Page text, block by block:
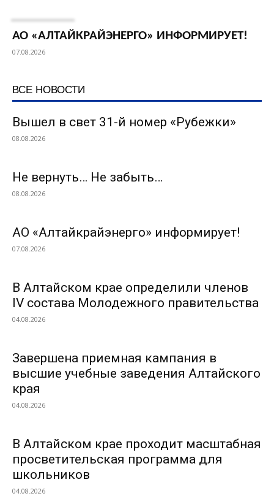
АО «АЛТАЙКРАЙЭНЕРГО» ИНФОРМИРУЕТ!
07.08.2026
ВСЕ НОВОСТИ
Вышел в свет 31-й номер «Рубежки»
08.08.2026
Не вернуть… Не забыть…
08.08.2026
АО «Алтайкрайэнерго» информирует!
07.08.2026
В Алтайском крае определили членов
IV состава Молодежного правительства
04.08.2026
Завершена приемная кампания в
высшие учебные заведения Алтайского
края
04.08.2026
В Алтайском крае проходит масштабная
просветительская программа для
школьников
04.08.2026